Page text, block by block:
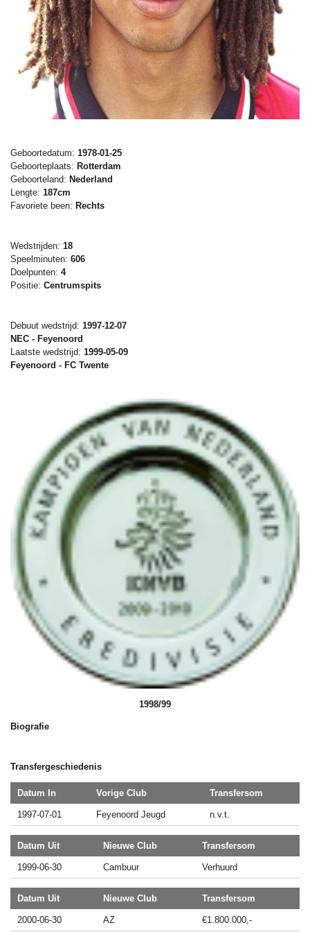
Geboortedatum: 1978-01-25
Geboorteplaats: Rotterdam
Geboorteland: Nederland
Lengte: 187cm
Favoriete been: Rechts
Wedstrijden: 18
Speelminuten: 606
Doelpunten: 4
Positie: Centrumspits
Debuut wedstrijd: 1997-12-07
NEC - Feyenoord
Laatste wedstrijd: 1999-05-09
Feyenoord - FC Twente
1998/99
Biografie
Transfergeschiedenis
Datum In Vorige Club Transfersom
1997-07-01 Feyenoord Jeugd n.v.t.
Datum Uit Nieuwe Club Transfersom
1999-06-30 Cambuur Verhuurd
Datum Uit Nieuwe Club Transfersom
2000-06-30 AZ €1.800.000,-